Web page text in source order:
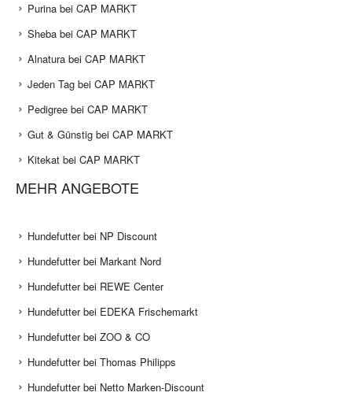
Purina bei CAP MARKT
Sheba bei CAP MARKT
Alnatura bei CAP MARKT
Jeden Tag bei CAP MARKT
Pedigree bei CAP MARKT
Gut & Günstig bei CAP MARKT
Kitekat bei CAP MARKT
MEHR ANGEBOTE
Hundefutter bei NP Discount
Hundefutter bei Markant Nord
Hundefutter bei REWE Center
Hundefutter bei EDEKA Frischemarkt
Hundefutter bei ZOO & CO
Hundefutter bei Thomas Philipps
Hundefutter bei Netto Marken-Discount